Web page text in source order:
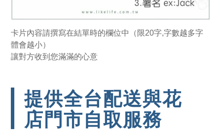
卡片內容請撰寫在結單時的欄位中（限20字,字數越多字
體會越小）
讓對方收到您滿滿的心意
提供全台配送與花
店門市自取服務